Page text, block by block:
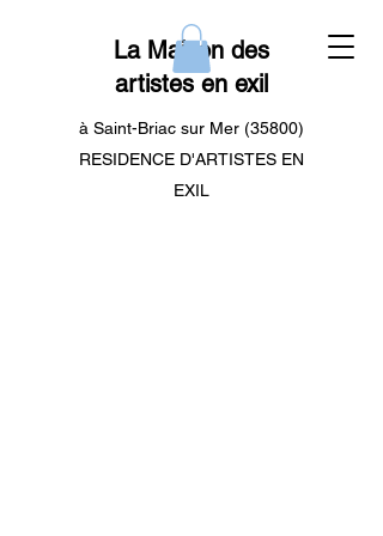
La Maison des
artistes en exil
à Saint-Briac sur Mer (35800)
RESIDENCE D'ARTISTES EN
EXIL